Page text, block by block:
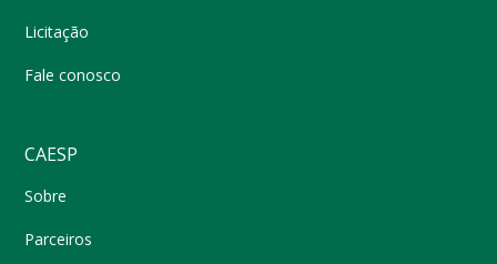
Licitação
Fale conosco
CAESP
Sobre
Parceiros